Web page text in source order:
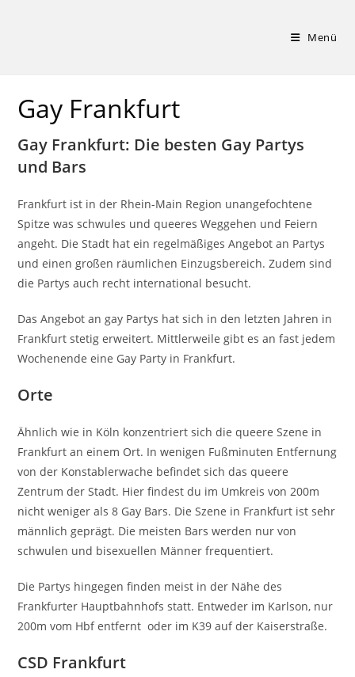
Menü
Gay Frankfurt
Gay Frankfurt: Die besten Gay Partys
und Bars
Frankfurt ist in der Rhein-Main Region unangefochtene
Spitze was schwules und queeres Weggehen und Feiern
angeht. Die Stadt hat ein regelmäßiges Angebot an Partys
und einen großen räumlichen Einzugsbereich. Zudem sind
die Partys auch recht international besucht.
Das Angebot an gay Partys hat sich in den letzten Jahren in
Frankfurt stetig erweitert. Mittlerweile gibt es an fast jedem
Wochenende eine Gay Party in Frankfurt.
Orte
Ähnlich wie in Köln konzentriert sich die queere Szene in
Frankfurt an einem Ort. In wenigen Fußminuten Entfernung
von der Konstablerwache befindet sich das queere
Zentrum der Stadt. Hier findest du im Umkreis von 200m
nicht weniger als 8 Gay Bars. Die Szene in Frankfurt ist sehr
männlich geprägt. Die meisten Bars werden nur von
schwulen und bisexuellen Männer frequentiert.
Die Partys hingegen finden meist in der Nähe des
Frankfurter Hauptbahnhofs statt. Entweder im Karlson, nur
200m vom Hbf entfernt oder im K39 auf der Kaiserstraße.
CSD Frankfurt